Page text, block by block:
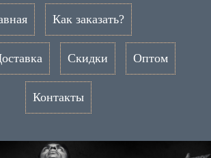
Как заказать?
Скидки Оптом
Контакты